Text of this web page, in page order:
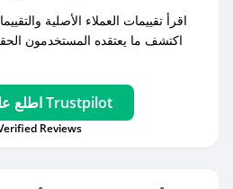
اقرأ تقييمات العملاء الأصلية
اكتشف ما يعتقده المستخدمون
اطلع على آراء عملائنا على Trustpilot
Reviews